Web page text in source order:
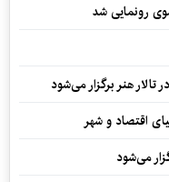
رونمایی شد
هنر برگزار می‌شود
اقتصاد و شهر
می‌شود